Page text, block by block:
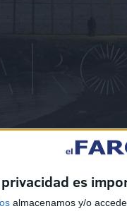
es
almacenamos y/o